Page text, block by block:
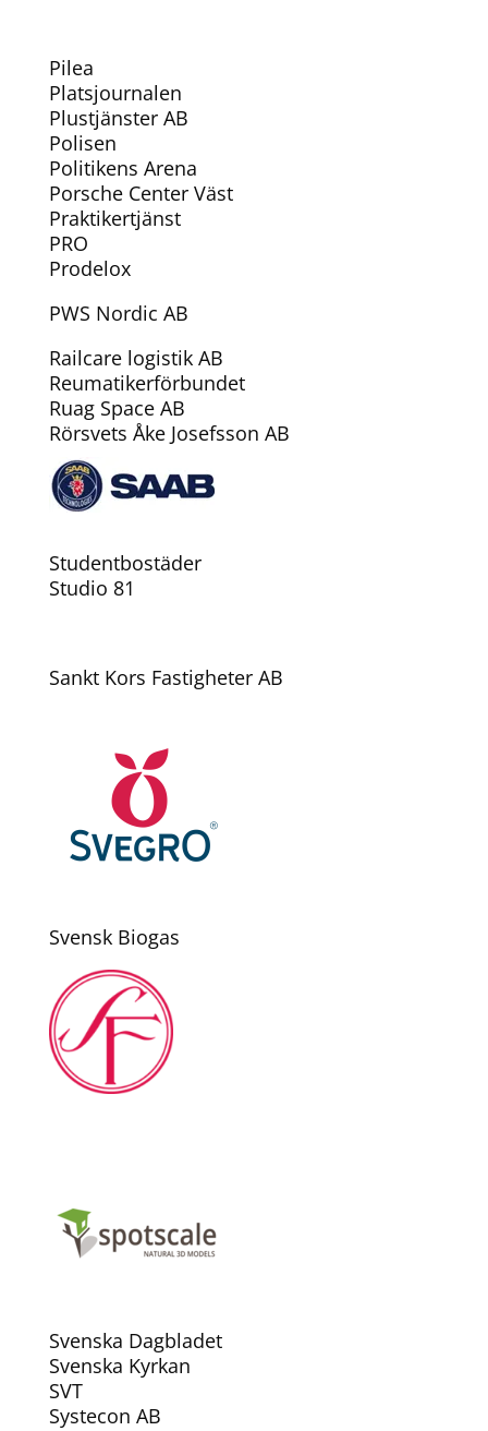
Pilea
Platsjournalen
Plustjänster AB
Polisen
Politikens Arena
Porsche Center Väst
Praktikertjänst
PRO
Prodelox
PWS Nordic AB
Railcare logistik AB
Reumatikerförbundet
Ruag Space AB
Rörsvets Åke Josefsson AB
Studentbostäder
Studio 81
Sankt Kors Fastigheter AB
Svensk Biogas
Svenska Dagbladet
Svenska Kyrkan
SVT
Systecon AB